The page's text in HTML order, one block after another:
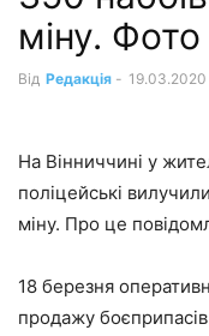
міну. Фото
Від Редакція - 19.03.2020
На Вінниччині у
поліцейські
міну. Про це
18 березня
продажу